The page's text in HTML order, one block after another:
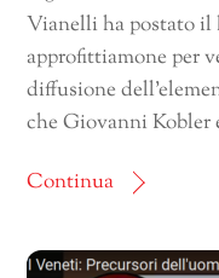
Vianelli ha postato
approfittiamone per
diffusione
che Giovanni Kobler
Continua